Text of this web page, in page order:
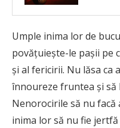
Umple inima lor de
povățuiește-le pașii pe
și al fericirii. Nu lăsa ca
înnoureze fruntea și să
Nenorocirile să nu facă
inima lor să nu fie